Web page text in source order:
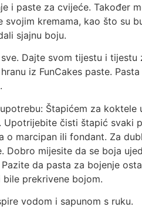
i paste za cvijeće. Također
svojim kremama, kao što su
sjajnu boju.
Dajte svom tijestu i tijestu
iz FunCakes paste.
Štapićem za
Upotrijebite čisti štapić svaki
o marcipan ili fondant. Za
Dobro mijesite da se boja
da pasta za bojenje
bile prekrivene bojom.
vodom i sapunom s ruku.